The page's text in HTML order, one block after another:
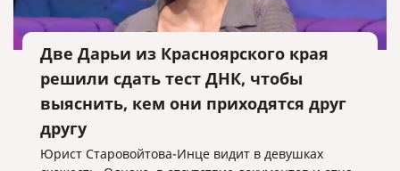
Две Дарьи из Красноярского края
решили сдать тест ДНК, чтобы
выяснить, кем они приходятся друг
другу
Юрист Старовойтова-Инце видит в девушках